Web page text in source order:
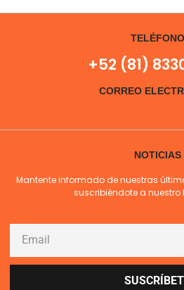
TELÉFONO
+52 (81)
CORREO
NOTICIAS
Mantente informado de nuestras
suscribiéndote a nuestro